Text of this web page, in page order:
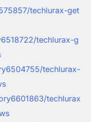
techlurax-get
techlurax-g
techlurax-
techlurax